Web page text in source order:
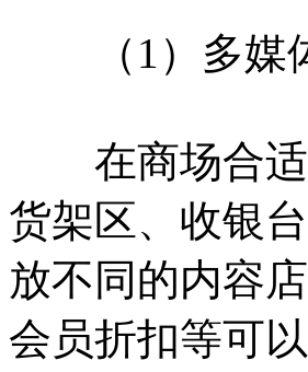
（1）多媒
在商场合适
货架区、收银
放不同的内容
会员折扣等可